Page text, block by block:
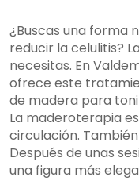
¿Buscas una forma
reducir la celulitis? La
necesitas. En
ofrece este
de madera para
La maderoterapia
circulación.
Después de unas
una figura más